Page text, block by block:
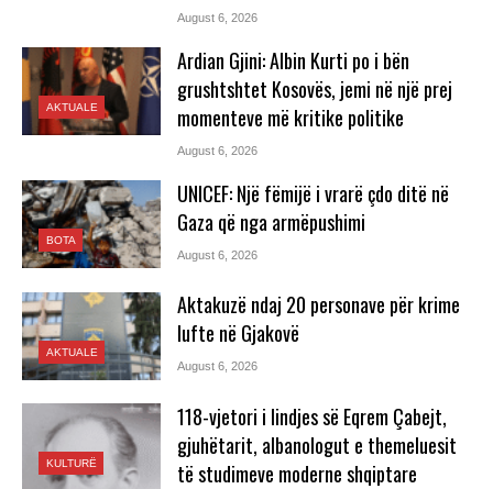
August 6, 2026
AKTUALE
Ardian Gjini: Albin Kurti po i bën
grushtshtet Kosovës, jemi në një prej
momenteve më kritike politike
August 6, 2026
BOTA
UNICEF: Një fëmijë i vrarë çdo ditë në
Gaza që nga armëpushimi
August 6, 2026
AKTUALE
Aktakuzë ndaj 20 personave për krime
lufte në Gjakovë
August 6, 2026
KULTURË
118-vjetori i lindjes së Eqrem Çabejt,
gjuhëtarit, albanologut e themeluesit
të studimeve moderne shqiptare